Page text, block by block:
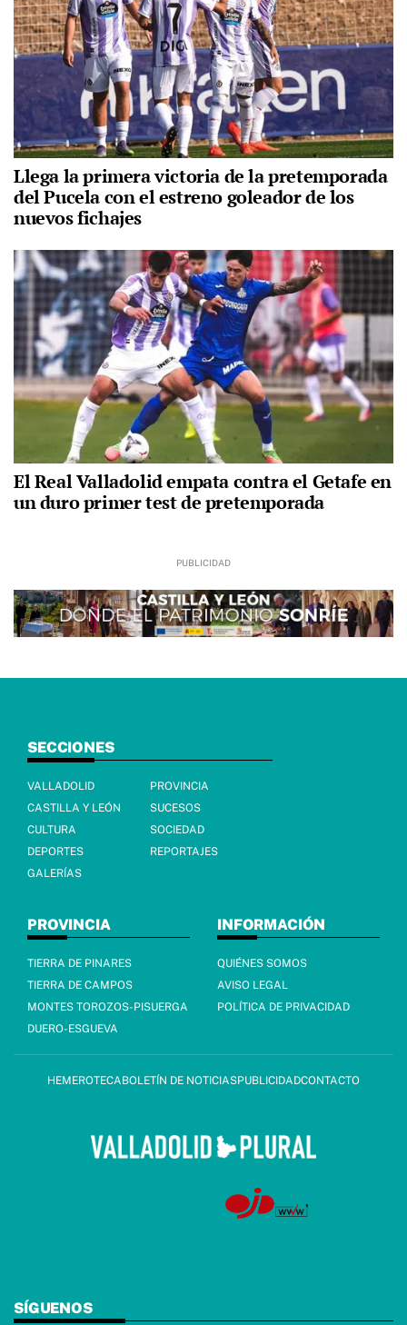
Llega la primera victoria de la pretemporada
del Pucela con el estreno goleador de los
nuevos fichajes
El Real Valladolid empata contra el Getafe en
un duro primer test de pretemporada
SECCIONES
VALLADOLID
PROVINCIA
CASTILLA Y LEÓN
SUCESOS
CULTURA
SOCIEDAD
DEPORTES
REPORTAJES
GALERÍAS
PROVINCIA
TIERRA DE PINARES
TIERRA DE CAMPOS
MONTES TOROZOS-PISUERGA
DUERO-ESGUEVA
INFORMACIÓN
QUIÉNES SOMOS
AVISO LEGAL
POLÍTICA DE PRIVACIDAD
HEMEROTECABOLETÍN DE NOTICIASPUBLICIDADCONTACTO
SÍGUENOS